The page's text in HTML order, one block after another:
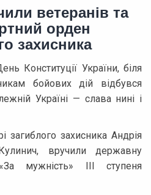
ветеранів та
орден
захисника
Конституції України, біля
бойових дій відбувся
Україні — слава нині і
загиблого захисника Андрія
вручили державну
мужність» III ступеня